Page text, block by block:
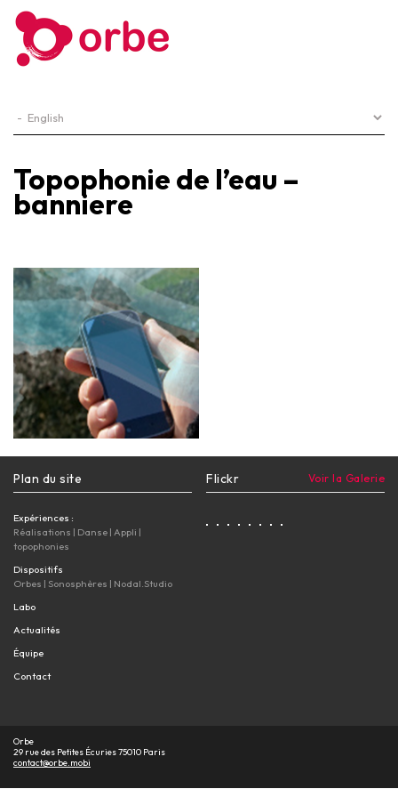
Topophonie de l’eau –
banniere
Plan du site
Expériences :
Réalisations | Danse | Appli |
topophonies
Dispositifs
Orbes | Sonosphères | Nodal.Studio
Labo
Actualités
Équipe
Contact
Flickr Voir la Galerie
Orbe
29 rue des Petites Écuries 75010 Paris
contact@orbe.mobi